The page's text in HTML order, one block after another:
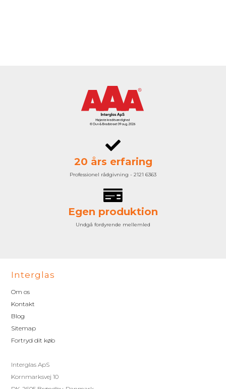
20 års erfaring
Professionel rådgivning - 2121 6363
Egen produktion
Undgå fordyrende mellemled
Interglas
Om os
Kontakt
Blog
Sitemap
Fortryd dit køb
Interglas ApS
Kornmarksvej 10